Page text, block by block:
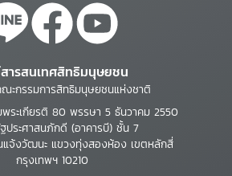
ารสนเทศสิทธิมนุษยชน
ะกรรมการสิทธิมนุษยชนแห่งชาติ
พระเกียรติ 80 พรรษา 5 ธันวาคม 2550
ประศาสนภักดี (อาคารบี) ชั้น 7
จ้งวัฒนะ แขวงทุ่งสองห้อง เขตหลักสี่
กรุงเทพฯ 10210